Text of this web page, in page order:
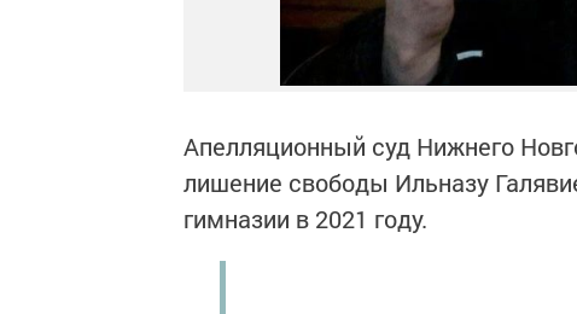
Апелляционный суд Нижнего
лишение свободы Ильназу
гимназии в 2021 году.